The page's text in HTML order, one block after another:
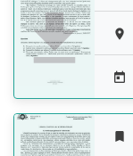
 

